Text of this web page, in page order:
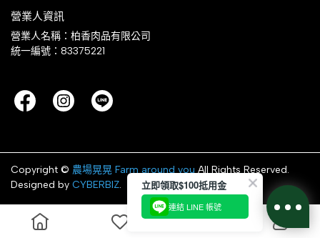
營業人資訊
營業人名稱：柏香肉品有限公司
統一編號：83375221
Copyright © 農場晃晃 Farm around you All Rights Reserved.
Designed by CYBERBIZ. 立即領取$100抵用金
連結 LINE 帳號